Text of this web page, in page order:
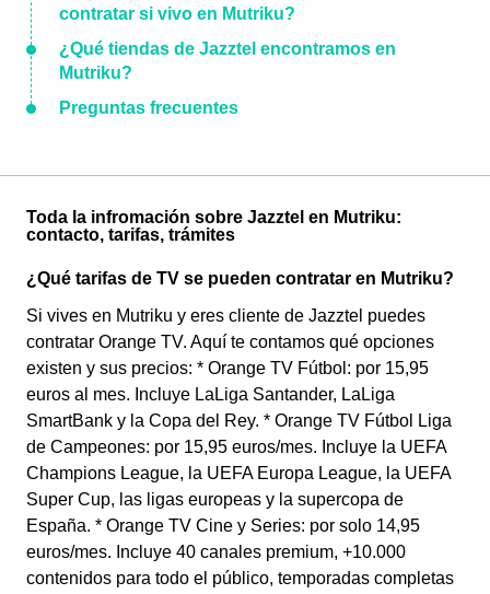
contratar si vivo en Mutriku?
¿Qué tiendas de Jazztel encontramos en
Mutriku?
Preguntas frecuentes
Toda la infromación sobre Jazztel en Mutriku:
contacto, tarifas, trámites
¿Qué tarifas de TV se pueden contratar en Mutriku?
Si vives en Mutriku y eres cliente de Jazztel puedes
contratar Orange TV. Aquí te contamos qué opciones
existen y sus precios: * Orange TV Fútbol: por 15,95
euros al mes. Incluye LaLiga Santander, LaLiga
SmartBank y la Copa del Rey. * Orange TV Fútbol Liga
de Campeones: por 15,95 euros/mes. Incluye la UEFA
Champions League, la UEFA Europa League, la UEFA
Super Cup, las ligas europeas y la supercopa de
España. * Orange TV Cine y Series: por solo 14,95
euros/mes. Incluye 40 canales premium, +10.000
contenidos para todo el público, temporadas completas